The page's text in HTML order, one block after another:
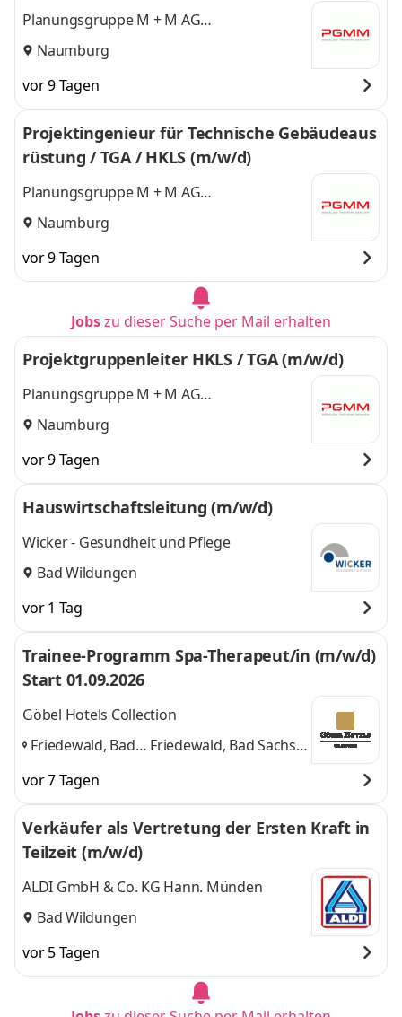
Planungsgruppe M + M AG
Ingenieurgesellschaft für Gebäudetechnik
Naumburg
vor 9 Tagen
Projektingenieur für Technische Gebäudeaus
rüstung / TGA / HKLS (m/w/d)
Planungsgruppe M + M AG
Ingenieurgesellschaft für Gebäudetechnik
Naumburg
vor 9 Tagen
Jobszu dieser Suche per Mail erhalten
Projektgruppenleiter HKLS / TGA (m/w/d)
Planungsgruppe M + M AG
Ingenieurgesellschaft für Gebäudetechnik
Naumburg
vor 9 Tagen
Hauswirtschaftsleitung (m/w/d)
Wicker - Gesundheit und Pflege
Bad Wildungen
vor 1 Tag
Trainee-Programm Spa-Therapeut/in (m/w/d)
Start 01.09.2026
Göbel Hotels Collection
Friedewald, Bad
Wildungen
Friedewald, Bad Sachsa,
vor 7 Tagen
Verkäufer als Vertretung der Ersten Kraft in
Teilzeit (m/w/d)
ALDI GmbH & Co. KG Hann. Münden
Bad Wildungen
vor 5 Tagen